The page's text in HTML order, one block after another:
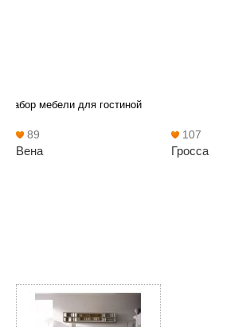
Набор мебели для гостиной
89
Вена
107
Гросса